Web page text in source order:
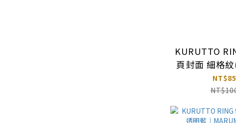
KURUTTO
頁封面 細格
｜
NT$85